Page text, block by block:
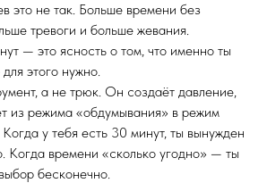
это не так. Больше времени без
тревоги и больше жевания.
— это ясность о том, что именно ты
этого нужно.
а не трюк. Он создаёт давление,
из режима «обдумывания» в режим
у тебя есть 30 минут, ты вынужден
Когда времени «сколько угодно» — ты
бесконечно.